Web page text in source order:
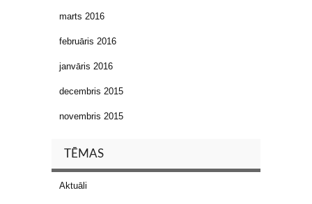
marts 2016
februāris 2016
janvāris 2016
decembris 2015
novembris 2015
TĒMAS
Aktuāli